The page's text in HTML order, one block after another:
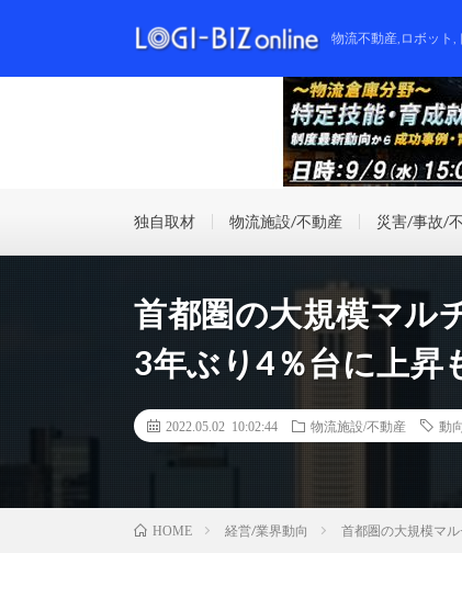
物流不動産,ロボット,
独自取材 物流施設/不動産 災害/事故/
首都圏の大規模マル
3年ぶり4％台に上昇
2022.05.02 10:02:44 物流施設/不動産 動
HOME 経営/業界動向 首都圏の大規模マ